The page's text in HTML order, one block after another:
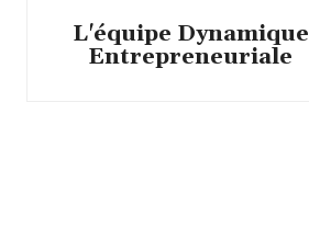
L'équipe Dynamique
Entrepreneuriale